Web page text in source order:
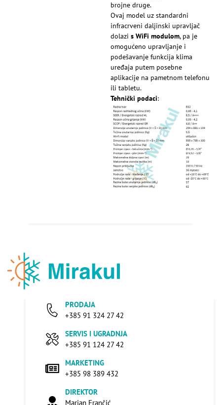
brojne druge.
Ovaj model uz standardni
infracrveni daljinski upravljač
dolazi s WiFi modulom, pa je
omogućeno upravljanje i
podešavanje funkcija klima
uređaja putem posebne
aplikacije na pametnom telefonu
ili tabletu.
Tehnički podaci:
PRODAJA
+385 91 324 27 42
SERVIS I UGRADNJA
+385 91 124 27 42
MARKETING
+385 98 389 432
DIREKTOR
Marjan Frančić